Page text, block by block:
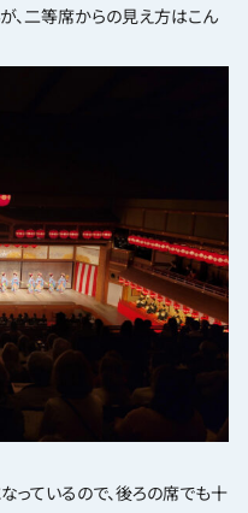
、二等席からの見え方はこん
ているので、後ろの席でも十